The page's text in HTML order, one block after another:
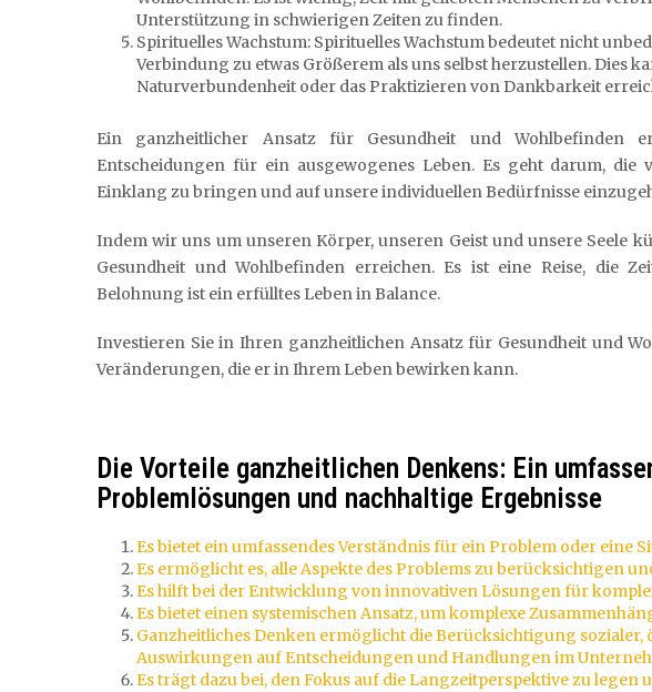
Unterstützung in schwierigen Zeiten zu finden.
Spirituelles Wachstum: Spirituelles Wachstum bedeutet nicht
Verbindung zu etwas Größerem als uns selbst herzustellen. Dies
Naturverbundenheit oder das Praktizieren von Dankbarkeit
Ein ganzheitlicher Ansatz für Gesundheit und Wohlbefinden
Entscheidungen für ein ausgewogenes Leben. Es geht darum, die
Einklang zu bringen und auf unsere individuellen Bedürfnisse
Indem wir uns um unseren Körper, unseren Geist und unsere Seele
Gesundheit und Wohlbefinden erreichen. Es ist eine Reise, die
Belohnung ist ein erfülltes Leben in Balance.
Investieren Sie in Ihren ganzheitlichen Ansatz für Gesundheit und
Veränderungen, die er in Ihrem Leben bewirken kann.
Die Vorteile ganzheitlichen Denkens: Ein
Problemlösungen und nachhaltige Ergebnisse
Es bietet ein umfassendes Verständnis für ein Problem oder eine
Es ermöglicht es, alle Aspekte des Problems zu berücksichtigen
Es hilft bei der Entwicklung von innovativen Lösungen für
Es bietet einen systemischen Ansatz, um komplexe
Ganzheitliches Denken ermöglicht die Berücksichtigung
Auswirkungen auf Entscheidungen und Handlungen im
Es trägt dazu bei, den Fokus auf die Langzeitperspektive zu legen